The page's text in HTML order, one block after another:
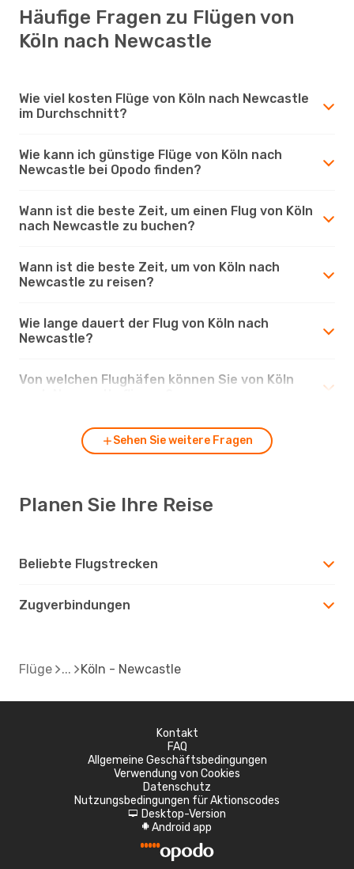
Häufige Fragen zu Flügen von
Köln nach Newcastle
Wie viel kosten Flüge von Köln nach Newcastle
im Durchschnitt?
Wie kann ich günstige Flüge von Köln nach
Newcastle bei Opodo finden?
Wann ist die beste Zeit, um einen Flug von Köln
nach Newcastle zu buchen?
Wann ist die beste Zeit, um von Köln nach
Newcastle zu reisen?
Wie lange dauert der Flug von Köln nach
Newcastle?
Von welchen Flughäfen können Sie von Köln
Sehen Sie weitere Fragen
Planen Sie Ihre Reise
Beliebte Flugstrecken
Zugverbindungen
Flüge Köln - Newcastle
Kontakt
FAQ
Allgemeine Geschäftsbedingungen
Verwendung von Cookies
Datenschutz
Nutzungsbedingungen für Aktionscodes
d Desktop-Version
A Android app